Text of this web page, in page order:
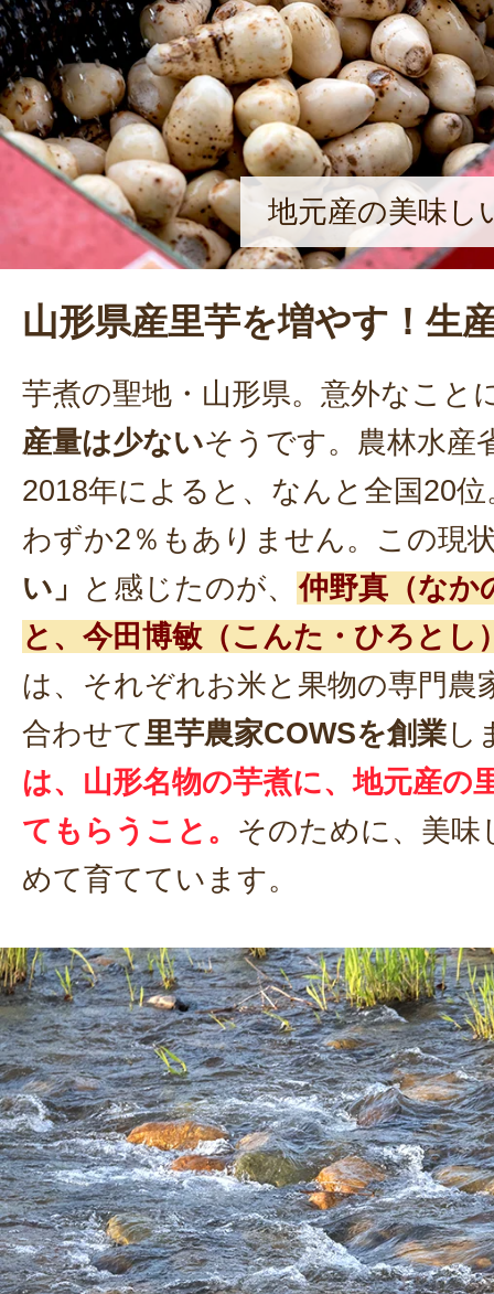
地元産の美味し
山形県産里芋を増やす！生
芋煮の聖地・山形県。意外なこと
産量は少ないそうです。農林水産
2018年によると、なんと全国20
わずか2％もありません。この現
い」
と感じたのが、 仲野真（なか
と、今田博敏（こんた・ひろとし
は、それぞれお米と果物の専門農
合わせて里芋農家COWSを創業し
は、山形名物の芋煮に、地元産の
てもらうこと。 そのために、美味
めて育てています。